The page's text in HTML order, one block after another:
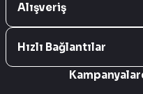
Alışveriş
Hızlı Bağlantılar